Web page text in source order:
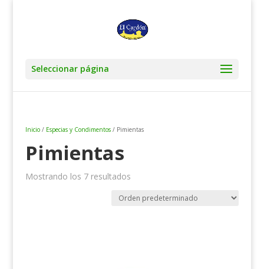
Seleccionar página
Inicio/ Especias y Condimentos/ Pimientas
Pimientas
Mostrando los 7 resultados